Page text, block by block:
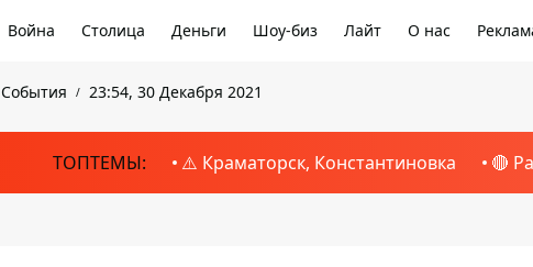
Война Столица Деньги Шоу-биз Лайт О нас
События 23:54, 30 Декабря 2021
ТОПТЕМЫ: ⚠️ Краматорск, Константиновка 🔴